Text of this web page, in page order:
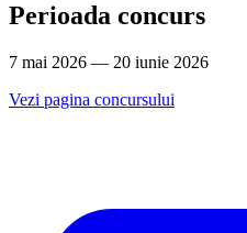
Perioada concurs
7 mai 2026 — 20 iunie 2026
Vezi pagina concursului